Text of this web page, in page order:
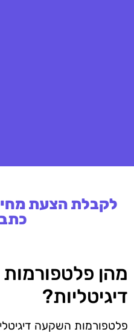
לקבלת הצעת
מהן
דיגיטליות?
פלטפורמות השקעה